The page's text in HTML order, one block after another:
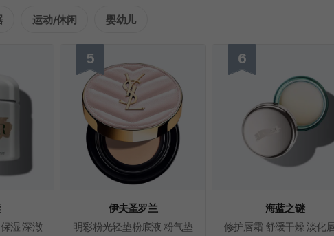
运动/休闲 婴幼儿
湿 深澈
伊夫圣罗兰
明彩粉光轻垫粉底液 粉气垫
海蓝之谜
修护唇霜 舒缓干燥 淡化